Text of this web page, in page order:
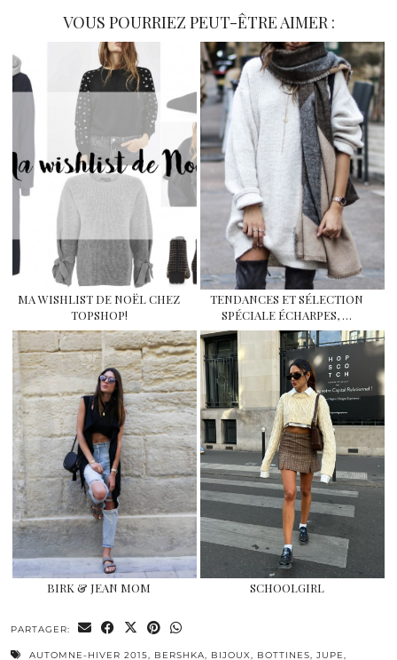
VOUS POURRIEZ PEUT-ÊTRE AIMER :
MA WISHLIST DE NOËL CHEZ
TOPSHOP!
TENDANCES ET SÉLECTION
SPÉCIALE ÉCHARPES, …
BIRK & JEAN MOM SCHOOLGIRL
PARTAGER:
AUTOMNE-HIVER 2015, BERSHKA, BIJOUX, BOTTINES, JUPE,